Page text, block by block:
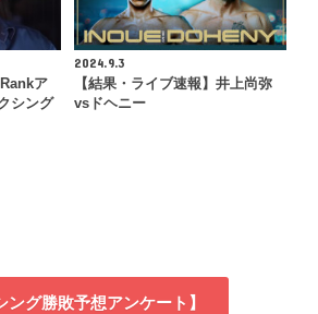
ア
シング
2024.9.3
【結果・ライブ速報】井上尚弥
vsドヘニー
ング勝敗予想アンケート】